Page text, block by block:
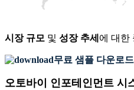
시장 규모 및 성장 추세 에 대한
무료 샘플 다운로드
오토바이 인포테인먼트 시